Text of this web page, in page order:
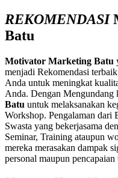
REKOMENDASI
Batu
Motivator Marketing Batu
menjadi Rekomendasi
Anda untuk meningkat
Anda. Dengan Mengundang
Batu untuk melaksanakan
Workshop. Pengalaman dari
Swasta yang bekerjasama
Seminar, Training ataupun
mereka merasakan dampak
personal maupun